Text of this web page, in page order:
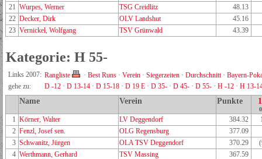
21 Wurpes, Werner TSG Creidlitz
48.13
22 Decker, Dirk OLV Landshut
45.16
23 Vernickel, Wolfgang TSV Grünwald 43.39
Kategorie: H 55-
Links 2007: Rangliste · Best Runs · Verein · Siegerzeiten · Durchschnitt· Bayern-
gehe zu:
D -12 · D 13-14 · D 15-18 · D 19 E · D 35- · D 45- · D 55- · H -12 · H 13-
Name Verein Punkte
1 Körner, Walter LV Deggendorf 384.32
2 Fenzl, Josef sen. OLG Regensburg
377.09
3 Schwanitz, Jürgen OLA TSV Deggendorf 370.29
4 Werthmann, Gerhard TSV Massing
367.59